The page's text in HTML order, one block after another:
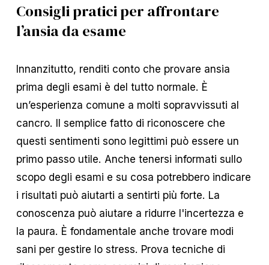
Consigli pratici per affrontare
l’ansia da esame
Innanzitutto, renditi conto che provare ansia
prima degli esami è del tutto normale. È
un’esperienza comune a molti sopravvissuti al
cancro. Il semplice fatto di riconoscere che
questi sentimenti sono legittimi può essere un
primo passo utile. Anche tenersi informati sullo
scopo degli esami e su cosa potrebbero indicare
i risultati può aiutarti a sentirti più forte. La
conoscenza può aiutare a ridurre l'incertezza e
la paura. È fondamentale anche trovare modi
sani per gestire lo stress. Prova tecniche di